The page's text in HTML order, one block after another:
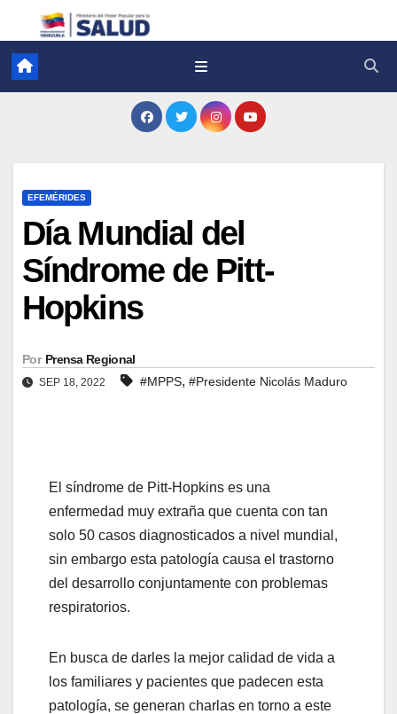
EFEMÉRIDES
Día Mundial del
Síndrome de Pitt-
Hopkins
Por Prensa Regional
SEP 18, 2022 #MPPS, #Presidente Nicolás Maduro
El síndrome de Pitt-Hopkins es una
enfermedad muy extraña que cuenta con tan
solo 50 casos diagnosticados a nivel mundial,
sin embargo esta patología causa el trastorno
del desarrollo conjuntamente con problemas
respiratorios.
En busca de darles la mejor calidad de vida a
los familiares y pacientes que padecen esta
patología, se generan charlas en torno a este